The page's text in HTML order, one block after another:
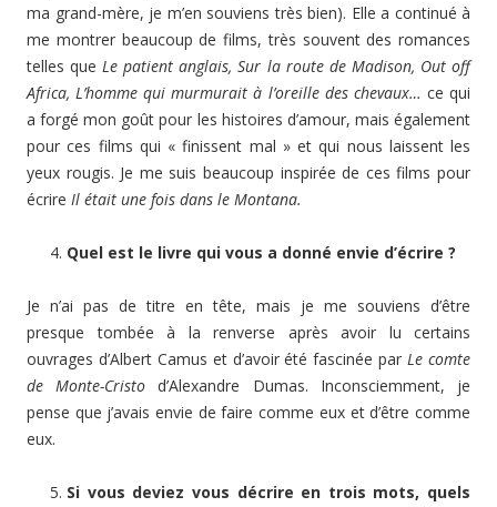
ma grand-mère, je m’en souviens très bien). Elle a continué à
me montrer beaucoup de films, très souvent des romances
telles que Le patient anglais, Sur la route de Madison, Out off
Africa, L’homme qui murmurait à l’oreille des chevaux… ce qui
a forgé mon goût pour les histoires d’amour, mais également
pour ces films qui « finissent mal » et qui nous laissent les
yeux rougis. Je me suis beaucoup inspirée de ces films pour
écrire Il était une fois dans le Montana.
Quel est le livre qui vous a donné envie d’écrire ?
Je n’ai pas de titre en tête, mais je me souviens d’être
presque tombée à la renverse après avoir lu certains
ouvrages d’Albert Camus et d’avoir été fascinée par Le comte
de Monte-Cristod’Alexandre Dumas. Inconsciemment, je
pense que j’avais envie de faire comme eux et d’être comme
eux.
Si vous deviez vous décrire en trois mots, quels